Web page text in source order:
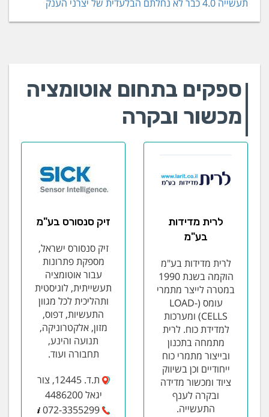
תעשייה 4.0 כבר לא נחלתם הבלעדית של יצרני הענק
ספקים בתחום אוטומציה
מכשור ובקרה
לרית מדידות
בע"מ
לרית מדידות בע"מ
הוקמה בשנת 1990
במטרה לייצר מתמרי
עומס (LOAD-
CELLS) ומערכות
למדידת כוח. לרית
מתמחה בתכנון
ובייצור מתמרי כוח
ייחודיים וכן בשיווק
ציוד ומכשור מדידה
ובקרה לענף
התעשייה.
זיק סנסורס בע"מ
זיק סנסורס ישראל,
מספקת פתרונות
עבור אוטומציה
תעשייתית, לוגיסטית
ותהליכית לכל מגוון
התעשיות, דפוס,
מזון, אלקטרוניקה,
תנועה והינע,
תחבורה ועוד.
ת.ד. 12445, צור
יגאל 4486200
072-3355299